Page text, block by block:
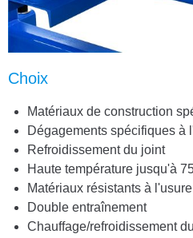
Choix
Matériaux de construction
Dégagements spécifiques à
Refroidissement du joint
Haute température jusqu'à
Matériaux résistants à l'usure
Double entraînement
Chauffage/refroidissement